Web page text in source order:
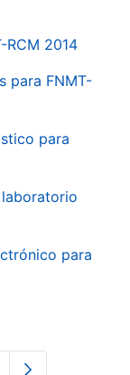
RCM 2014
para FNMT-
para
para